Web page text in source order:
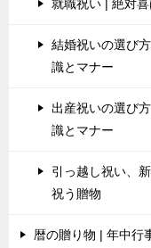
就職祝い | 絶対
結婚祝いの選び
識とマナー
出産祝いの選び
識とマナー
引っ越し祝い、
祝う贈物
暦の贈り物 | 年中行